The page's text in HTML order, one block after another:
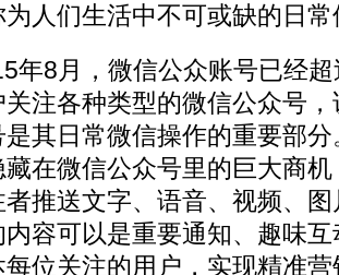
人们生活中不可或缺的日
年8月，微信公众账号已经
注各种类型的微信公众号
其日常微信操作的重要部
在微信公众号里的巨大商
推送文字、语音、视频、
容可以是重要通知、趣味
位关注的用户，实现精准